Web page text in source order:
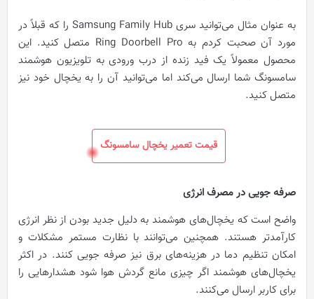
به عنوان مثال می‌توانید سری Samsung Family Hub را که قبلاً در
مورد آن صحبت کردم به Ring Doorbell Pro متصل کنید. این
محصول معمولاً یک فید زنده از درب ورودی به تلویزیون هوشمند
سامسونگ شما ارسال می‌کند اما می‌توانید آن را به یخچال خود نیز
متصل کنید.
قیمت تعمیر یخچال سامسونگ
صرفه جویی در مصرف انرژی
واضح است که یخچال‌های هوشمند به دلیل جدید بودن از نظر انرژی
کارآمدتر هستند. همچنین می‌توانند با نظارت مستمر مشکلات و
امکان تنظیم دما در هزینه‌های برق نیز صرفه جویی کنند. در اکثر
یخچال‌های هوشمند اگر چیزی مانع گردش هوا شود هشدارهایی را
برای کاربر ارسال می‌کنند.